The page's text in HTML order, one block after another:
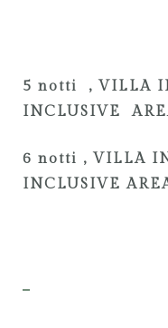
5 notti , VILLA
INCLUSIVE
6 notti , VILLA
INCLUSIVE